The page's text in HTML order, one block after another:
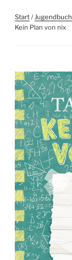
Start/Jugendbuch
Kein Plan von nix